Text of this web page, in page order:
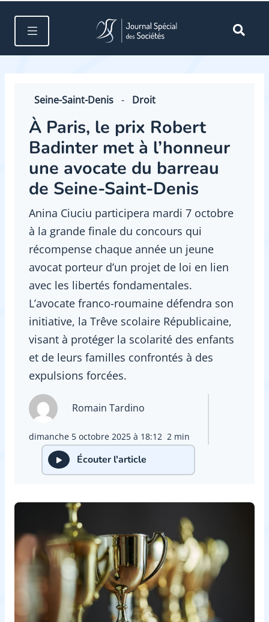
Seine-Saint-Denis - Droit
À Paris, le prix Robert
Badinter met à l’honneur
une avocate du barreau
de Seine-Saint-Denis
Anina Ciuciu participera mardi 7 octobre
à la grande finale du concours qui
récompense chaque année un jeune
avocat porteur d’un projet de loi en lien
avec les libertés fondamentales.
L’avocate franco-roumaine défendra son
initiative, la Trêve scolaire Républicaine,
visant à protéger la scolarité des enfants
et de leurs familles confrontés à des
expulsions forcées.
Romain Tardino
dimanche 5 octobre 2025 à 18:12 2 min
Écouter l'article